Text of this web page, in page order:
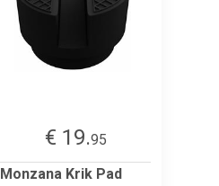
€ 19.95
Monzana Krik Pad